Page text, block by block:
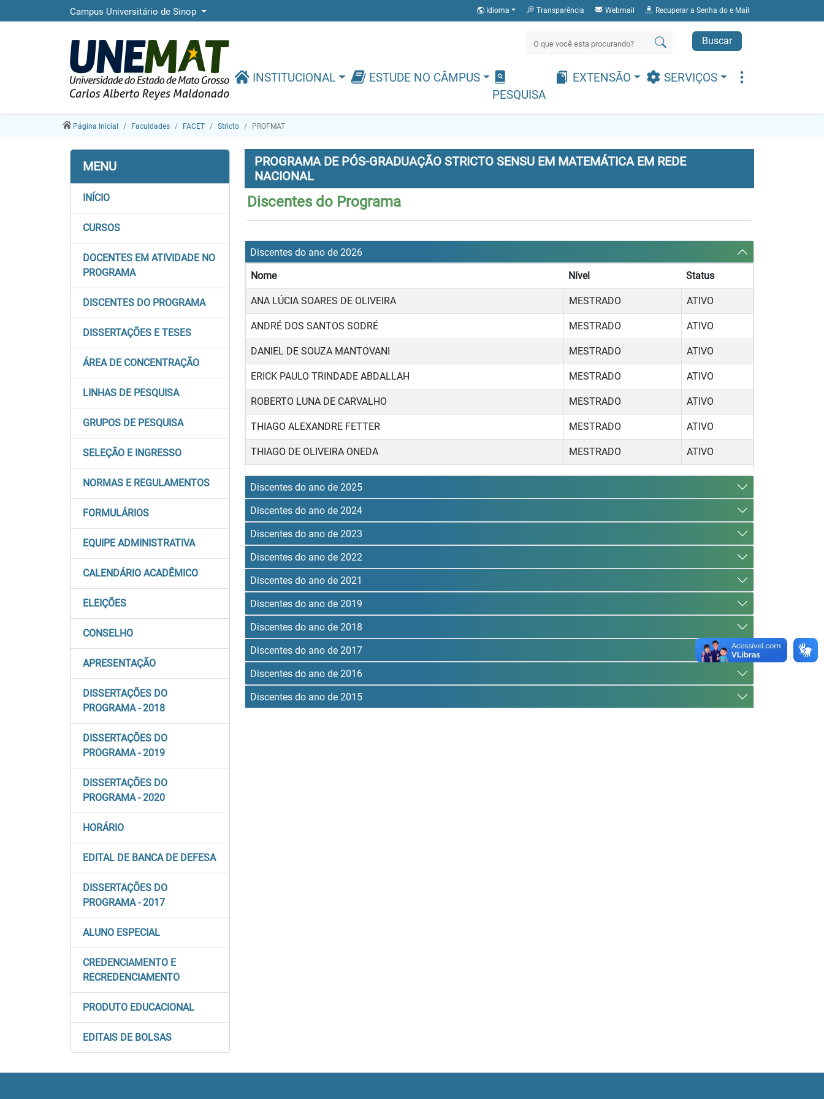
Campus Universitário de Sinop Idioma Transparência Webmail Recuperar a Senha do e Mail
Buscar
INSTITUCIONAL
ESTUDE NO CÂMPUS
PESQUISA
EXTENSÃO SERVIÇOS
Página Inicial Faculdades FACET Stricto PROFMAT
MENU
INÍCIO
CURSOS
DOCENTES EM ATIVIDADE NO
PROGRAMA
DISCENTES DO PROGRAMA
DISSERTAÇÕES E TESES
ÁREA DE CONCENTRAÇÃO
LINHAS DE PESQUISA
GRUPOS DE PESQUISA
SELEÇÃO E INGRESSO
NORMAS E REGULAMENTOS
FORMULÁRIOS
EQUIPE ADMINISTRATIVA
CALENDÁRIO ACADÊMICO
ELEIÇÕES
CONSELHO
APRESENTAÇÃO
DISSERTAÇÕES DO
PROGRAMA - 2018
DISSERTAÇÕES DO
PROGRAMA - 2019
DISSERTAÇÕES DO
PROGRAMA - 2020
HORÁRIO
EDITAL DE BANCA DE DEFESA
DISSERTAÇÕES DO
PROGRAMA - 2017
ALUNO ESPECIAL
CREDENCIAMENTO E
RECREDENCIAMENTO
PRODUTO EDUCACIONAL
EDITAIS DE BOLSAS
PROGRAMA DE PÓS-GRADUAÇÃO STRICTO SENSU EM MATEMÁTICA EM REDE
NACIONAL
Discentes do Programa
Discentes do ano de 2026
Nome Nível Status
ANA LÚCIA SOARES DE OLIVEIRA MESTRADO ATIVO
ANDRÉ DOS SANTOS SODRÉ MESTRADO ATIVO
DANIEL DE SOUZA MANTOVANI MESTRADO ATIVO
ERICK PAULO TRINDADE ABDALLAH MESTRADO ATIVO
ROBERTO LUNA DE CARVALHO MESTRADO ATIVO
THIAGO ALEXANDRE FETTER MESTRADO ATIVO
THIAGO DE OLIVEIRA ONEDA MESTRADO ATIVO
Discentes do ano de 2025
Discentes do ano de 2024
Discentes do ano de 2023
Discentes do ano de 2022
Discentes do ano de 2021
Discentes do ano de 2019
Discentes do ano de 2018
Discentes do ano de 2017
Discentes do ano de 2016
Discentes do ano de 2015